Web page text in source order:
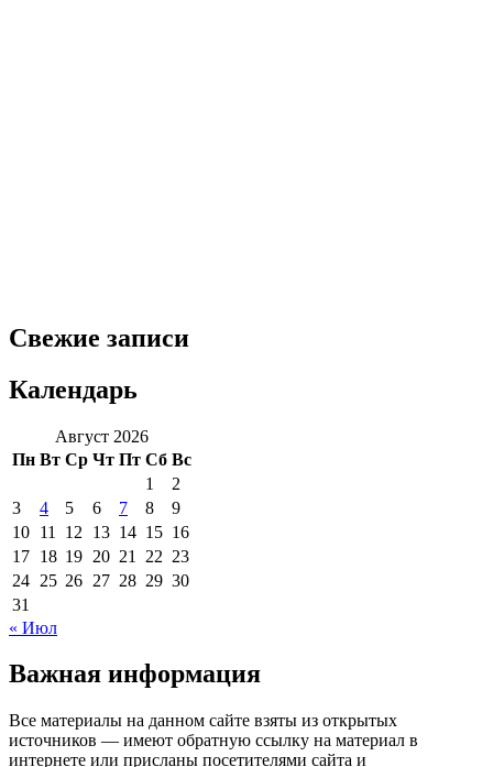
Свежие записи
Календарь
Август 2026
Пн Вт Ср Чт Пт Сб Вс
1
2
3
4 5 6 7 8
9
10 11 12 13 14 15 16
17 18 19 20 21 22 23
24 25 26 27 28 29 30
31
« Июл
Важная информация
Все материалы на данном сайте взяты из открытых
источников — имеют обратную ссылку на материал в
интернете или присланы посетителями сайта и